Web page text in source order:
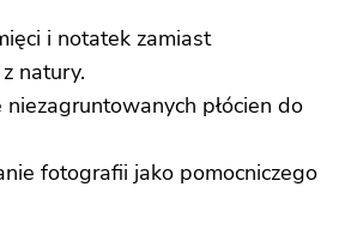
i notatek zamiast
natury.
niezagruntowanych płócien do
fotografii jako pomocniczego